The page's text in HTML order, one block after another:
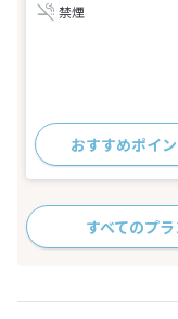
禁煙
おすすめポイ
すべてのプ